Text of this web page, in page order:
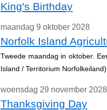
King's Birthday
maandag 9 oktober 2028
Norfolk Island
Tweede maandag in oktober.
Island / Territorium
woensdag 29 november 2028
Thanksgiving Day